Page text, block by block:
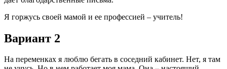
Я горжусь своей мамой и ее профессией – учитель!
Вариант 2
На переменках я люблю бегать в соседний кабинет. Нет, я там